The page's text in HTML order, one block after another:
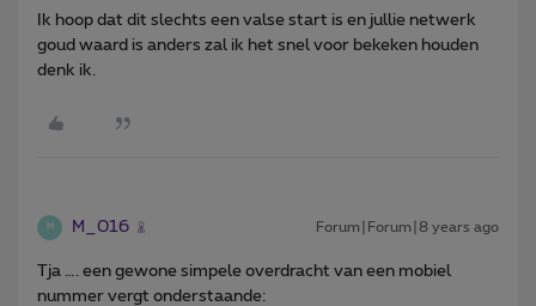
Ik hoop dat dit slechts een valse start is en jullie netwerk
goud waard is anders zal ik het snel voor bekeken houden
denk ik.
M M_016 Forum|Forum|8 years ago
Tja …. een gewone simpele overdracht van een mobiel
nummer vergt onderstaande: